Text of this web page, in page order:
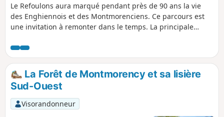
Le Refoulons aura marqué pendant près de 90 ans la vie
des Enghiennois et des Montmorenciens. Ce parcours est
une invitation à remonter dans le temps. La principale
historique : suivre le tracé de cette ancienne voie ferrée où
quelques vestiges subsistent encore ici et là. Ceux qui
aiment les vestiges ferroviaires se feront un véritable plaisir
de parcourir ce circuit.
La Forêt de Montmorency et sa lisière
Sud-Ouest
Visorandonneur